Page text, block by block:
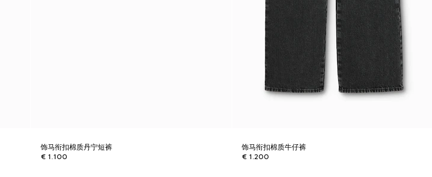
饰马衔扣棉质丹宁短裤
€ 1.100
饰马衔扣棉质牛仔裤
€ 1.200